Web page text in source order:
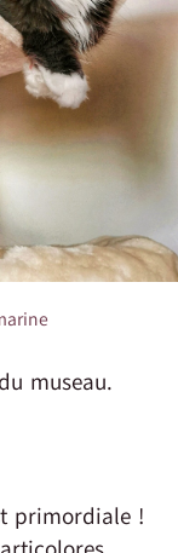
museau.
primordiale !